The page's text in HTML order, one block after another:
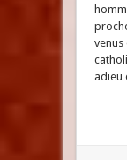
venus
adieu